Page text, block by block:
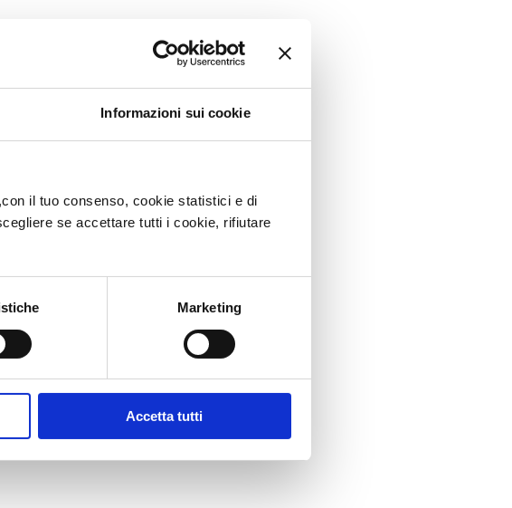
Informazioni sui cookie
il tuo consenso, cookie statistici e di
se accettare tutti i cookie, rifiutare
Marketing
Accetta tutti